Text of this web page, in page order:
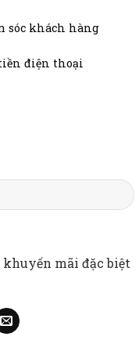
sóc khách hàng
điện thoại
mãi đặc biệt